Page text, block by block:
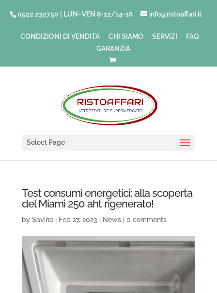
0522 232750 | LUN–VEN 8-12/14-18 info@ristoaffari.it
CONDIZIONI DI VENDITA CHI SIAMO SERVIZI
FAQ
GARANZIA
Select Page
Test consumi energetici: alla scoperta
del Miami 250 aht rigenerato!
by Savino| Feb 27, 2023 News| 0 comments